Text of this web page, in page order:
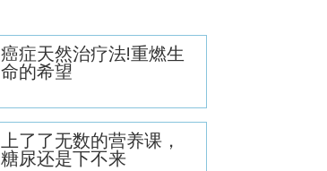
癌症天然治疗法!重燃生
命的希望
上了了无数的营养课，
糖尿还是下不来